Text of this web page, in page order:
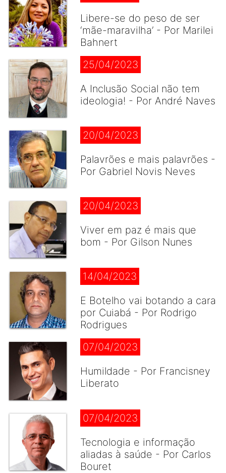
Libere-se do peso de ser
‘mãe-maravilha’ - Por Marilei
Bahnert
25/04/2023
A Inclusão Social não tem
ideologia! - Por André Naves
20/04/2023
Palavrões e mais palavrões -
Por Gabriel Novis Neves
20/04/2023
Viver em paz é mais que
bom - Por Gilson Nunes
14/04/2023
E Botelho vai botando a cara
por Cuiabá - Por Rodrigo
Rodrigues
07/04/2023
Humildade - Por Francisney
Liberato
07/04/2023
Tecnologia e informação
aliadas à saúde - Por Carlos
Bouret